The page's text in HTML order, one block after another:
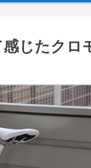
じたクロ